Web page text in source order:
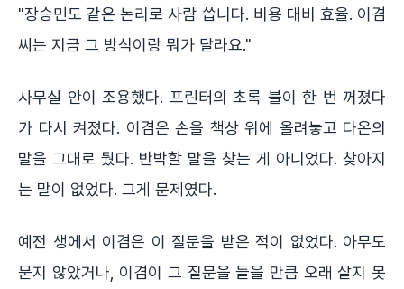
"장승민도 같은 논리로 사람 씁니다. 비용 대비 효율. 이겸
씨는 지금 그 방식이랑 뭐가 달라요."
사무실 안이 조용했다. 프린터의 초록 불이 한 번 꺼졌다
가 다시 켜졌다. 이겸은 손을 책상 위에 올려놓고 다온의
말을 그대로 뒀다. 반박할 말을 찾는 게 아니었다. 찾아지
는 말이 없었다. 그게 문제였다.
예전 생에서 이겸은 이 질문을 받은 적이 없었다. 아무도
묻지 않았거나, 이겸이 그 질문을 들을 만큼 오래 살지 못